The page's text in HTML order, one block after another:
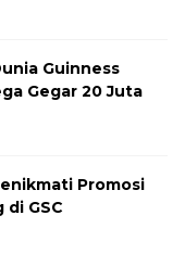
Guinness
Gegar 20 Juta
Promosi
di GSC